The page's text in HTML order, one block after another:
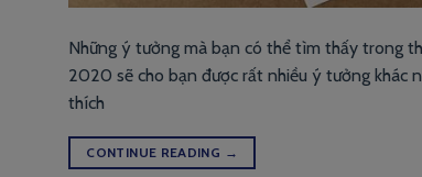
Những ý tưởng mà bạn có thể tìm thấy trong
2020 sẽ cho bạn được rất nhiều ý tưởng khác
thích
CONTINUE READING →